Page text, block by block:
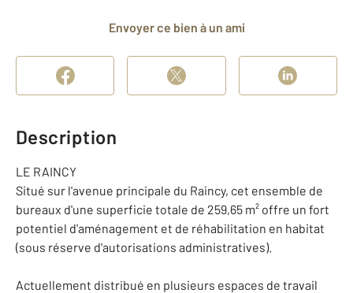
Envoyer ce bien à un ami
Description
LE RAINCY
Situé sur l'avenue principale du Raincy, cet ensemble de
bureaux d'une superficie totale de 259,65 m² offre un fort
potentiel d'aménagement et de réhabilitation en habitat
(sous réserve d'autorisations administratives).
Actuellement distribué en plusieurs espaces de travail